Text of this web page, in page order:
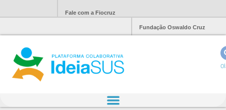
Fale com a Fiocruz
Fundação Oswaldo Cruz